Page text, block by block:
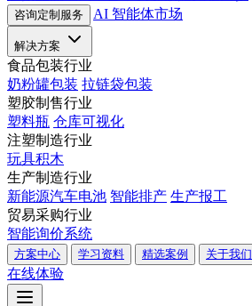
咨询定制服务 AI 智能体市场
解决方案
食品包装行业
奶粉罐包装 拉链袋包装
塑胶制售行业
塑料瓶 仓库可视化
注塑制造行业
玩具积木
生产制造行业
新能源汽车电池 智能排产 生产报工
贸易采购行业
智能询价系统
方案中心 学习资料 精选案例 关于我们
在线体验